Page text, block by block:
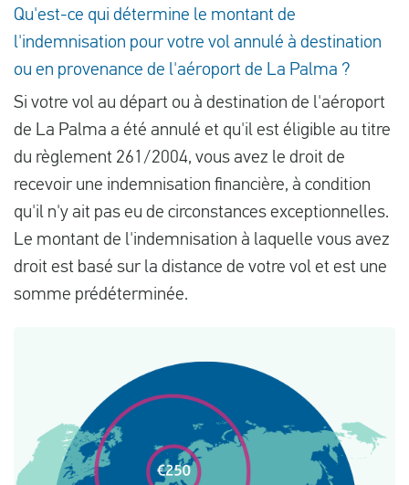
Qu'est-ce qui détermine le montant de
l'indemnisation pour votre vol annulé à destination
ou en provenance de l'aéroport de La Palma ?
Si votre vol au départ ou à destination de l'aéroport
de La Palma a été annulé et qu'il est éligible au titre
du règlement 261/2004, vous avez le droit de
recevoir une indemnisation financière, à condition
qu'il n'y ait pas eu de circonstances exceptionnelles.
Le montant de l'indemnisation à laquelle vous avez
droit est basé sur la distance de votre vol et est une
somme prédéterminée.